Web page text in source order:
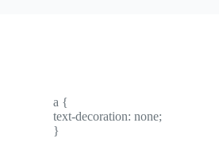
a {
text-decoration: none;
}